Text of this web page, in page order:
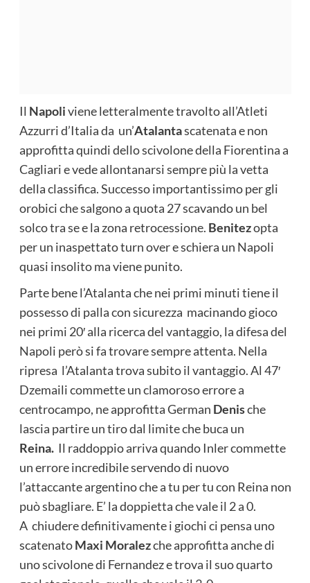
Il Napoliviene letteralmente travolto all’Atleti
Azzurri d’Italia da un’Atalantascatenata e non
approfitta quindi dello scivolone della Fiorentina a
Cagliari e vede allontanarsi sempre più la vetta
della classifica. Successo importantissimo per gli
orobici che salgono a quota 27 scavando un bel
solco tra se e la zona retrocessione. Benitezopta
per un inaspettato turn over e schiera un Napoli
quasi insolito ma viene punito.
Parte bene l’Atalanta che nei primi minuti tiene il
possesso di palla con sicurezza macinando gioco
nei primi 20′ alla ricerca del vantaggio, la difesa del
Napoli però si fa trovare sempre attenta. Nella
ripresa l’Atalanta trova subito il vantaggio. Al 47′
Dzemaili commette un clamoroso errore a
centrocampo, ne approfitta German Denische
lascia partire un tiro dal limite che buca un
Reina. Il raddoppio arriva quando Inler commette
un errore incredibile servendo di nuovo
l’attaccante argentino che a tu per tu con Reina non
può sbagliare. E’ la doppietta che vale il 2 a 0.
A chiudere definitivamente i giochi ci pensa uno
scatenatoMaxi Moralezche approfitta anche di
uno scivolone di Fernandez e trova il suo quarto